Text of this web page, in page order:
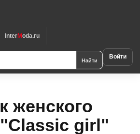
InterModa.ru
Найти Войти
женского
girl"